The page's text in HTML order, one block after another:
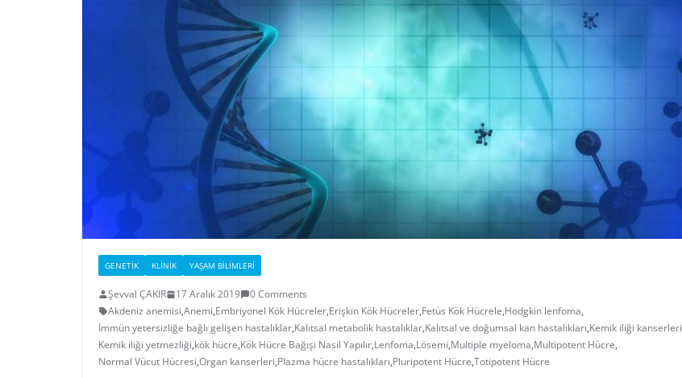
GENETIK KLINIK YAŞAM BILIMLERI
Şevval ÇAKIR 17 Aralık 2019
0 Comments
Akdeniz anemisi,Anemi,Embriyonel Kök Hücreler,Erişkin Kök Hücreler,Fetüs Kök Hücrele,Hodgkin lenfoma,
İmmün yetersizliğe bağlı gelişen hastalıklar,Kalıtsal metabolik hastalıklar,Kalıtsal ve doğumsal kan hastalıkları,Kemik iliği kanserleri
Kemik iliği yetmezliği,kök hücre,Kök Hücre Bağışı Nasıl Yapılır,Lenfoma,Lösemi,Multiple myeloma,Multipotent Hücre,
Normal Vücut Hücresi,Organ kanserleri,Plazma hücre hastalıkları,Pluripotent Hücre,Totipotent Hücre